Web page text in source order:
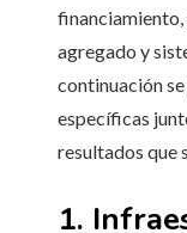
agregado y
continuación
específicas
resultados que
1.